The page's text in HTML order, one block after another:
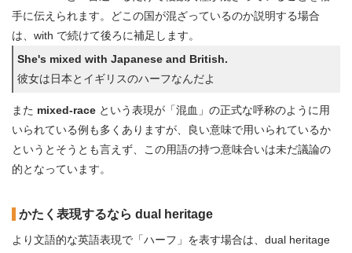
手に伝えられます。どこの国が混ざっているのか説明する場合
は、with で続けて後ろに補足します。
She's mixed with Japanese and British.
彼女は日本とイギリスのハーフなんだよ
また mixed-race という表現が「混血」の正式な呼称のように用
いられている例も多くありますが、良い意味で用いられているか
というとそうとも言えず、この用語の持つ意味合いは未だ議論の
的となっています。
かたく表現するなら dual heritage
より文語的な英語表現で「ハーフ」を表す場合は、dual heritage